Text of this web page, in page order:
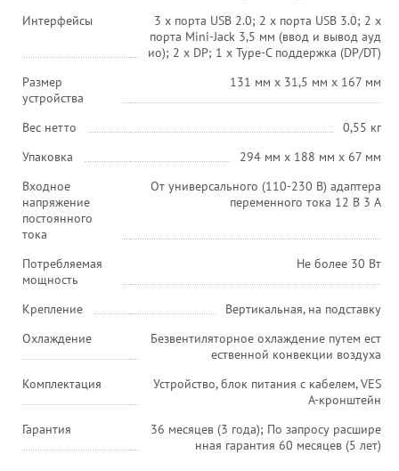
Интерфейсы
3 x порта USB 2.0; 2 x порта USB 3.0; 2 х
порта Mini-Jack 3,5 мм (ввод и вывод ауд
ио); 2 x DP; 1 x Type-C поддержка (DP/DT)
Размер
устройства
131 мм х 31,5 мм х 167 мм
Вес нетто
0,55 кг
Упаковка
294 мм x 188 мм x 67 мм
Входное
напряжение
постоянного
тока
От универсального (110-230 В) адаптера
переменного тока 12 В 3 A
Потребляемая
мощность
Не более 30 Вт
Крепление
Вертикальная, на подставку
Охлаждение
Безвентиляторное охлаждение путем ест
ественной конвекции воздуха
Комплектация
Устройство, блок питания с кабелем, VES
A-кронштейн
Гарантия
36 месяцев (3 года); По запросу расшире
нная гарантия 60 месяцев (5 лет)